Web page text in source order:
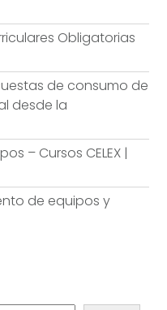
Obligatorias
de consumo de
desde la
– Cursos CELEX |
de equipos y